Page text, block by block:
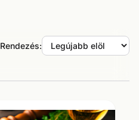
Rendezés: